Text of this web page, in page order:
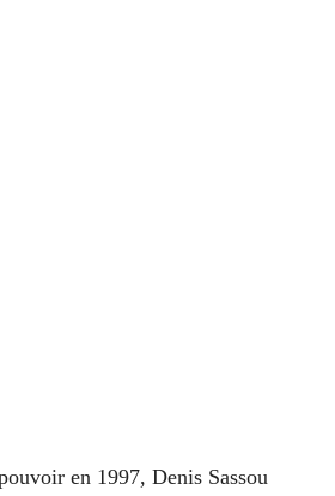
en 1997, Denis Sassou